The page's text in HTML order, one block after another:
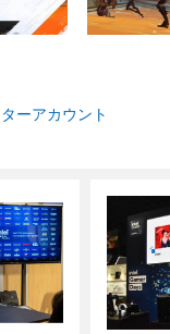
ーアカウント